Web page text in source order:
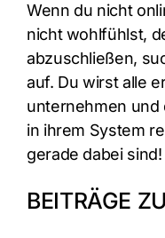
Wenn du nicht
nicht wohlfühlst,
abzuschließen,
auf. Du wirst alle
unternehmen und
in ihrem System
gerade dabei sind!
BEITRÄGE